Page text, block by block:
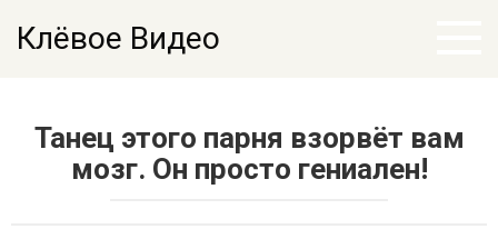
Клёвое Видео
Танец этого парня взорвёт вам
мозг. Он просто гениален!